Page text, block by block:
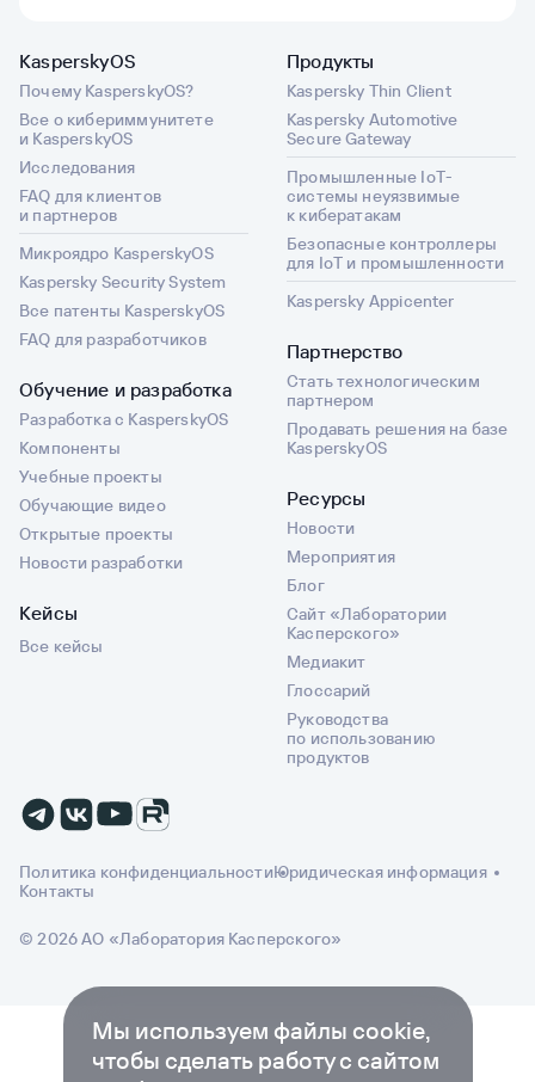
KasperskyOS
Почему KasperskyOS?
Все о кибериммунитете
и KasperskyOS
Исследования
FAQ для клиентов
и партнеров
Микроядро KasperskyOS
Kaspersky Security System
Все патенты KasperskyOS
FAQ для разработчиков
Обучение и разработка
Разработка с KasperskyOS
Компоненты
Учебные проекты
Обучающие видео
Открытые проекты
Новости разработки
Кейсы
Все кейсы
Продукты
Kaspersky Thin Client
Kaspersky Automotive
Secure Gateway
Промышленные IoT-
системы неуязвимые
к кибератакам
Безопасные контроллеры
для IoT и промышленности
Kaspersky Appicenter
Партнерство
Стать технологическим
партнером
Продавать решения на базе
KasperskyOS
Ресурсы
Новости
Мероприятия
Блог
Сайт «Лаборатории
Касперского»
Медиакит
Глоссарий
Руководства
по использованию
продуктов
© 2026 АО «Лаборатория Касперского»
Политика конфиденциальностиЮридическая информация
Контакты
Мы используем файлы cookie,
чтобы сделать работу с сайтом